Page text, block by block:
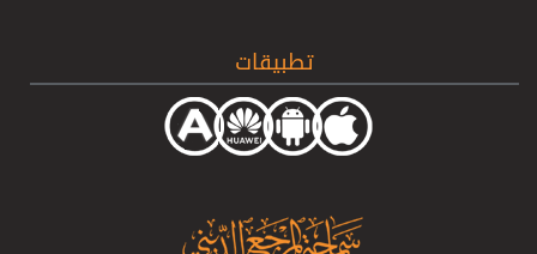
تطبيقات